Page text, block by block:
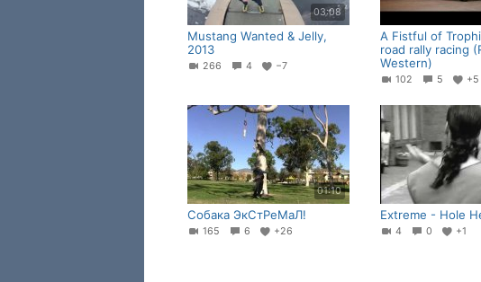
03:08
Mustang Wanted & Jelly,
2013
266 4 −7
A Fistful of
road rally racing
Western)
102 5 +5
01:10
Собака ЭкСтРеМаЛ!
165 6 +26
Extreme - Hole
4 0 +1